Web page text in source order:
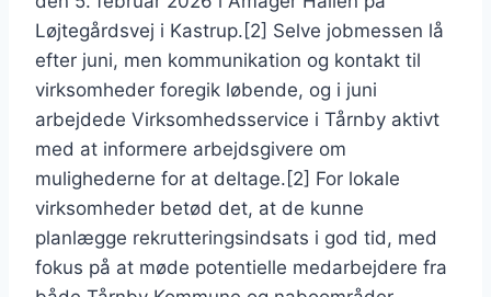
Løjtegårdsvej i Kastrup.[2] Selve jobmessen lå
efter juni, men kommunikation og kontakt til
virksomheder foregik løbende, og i juni
arbejdede Virksomhedsservice i Tårnby aktivt
med at informere arbejdsgivere om
mulighederne for at deltage.[2] For lokale
virksomheder betød det, at de kunne
planlægge rekrutteringsindsats i god tid, med
fokus på at møde potentielle medarbejdere fra